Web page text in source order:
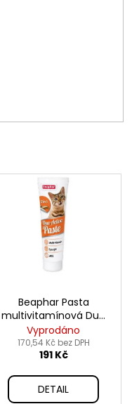
Beaphar Pasta
multivitamínová Duo
Active 100g
Vyprodáno
170,54 Kč bez DPH
191 Kč
DETAIL